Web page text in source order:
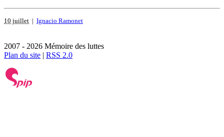
10 juillet | Ignacio Ramonet
2007 - 2026 Mémoire des luttes
Plan du site | RSS 2.0